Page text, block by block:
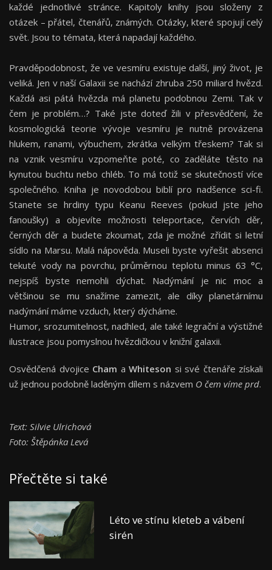
každé jednotlivé stránce. Kapitoly knihy jsou složeny z
otázek – přátel, čtenářů, známých. Otázky, které spojují celý
svět. Jsou to témata, která napadají každého.
Pravděpodobnost, že ve vesmíru existuje další, jiný život, je
veliká. Jen v naší Galaxii se nachází zhruba 250 miliard hvězd.
Každá asi pátá hvězda má planetu podobnou Zemi. Tak v
čem je problém…? Také jste doteď žili v přesvědčení, že
kosmologická teorie vývoje vesmíru je nutně provázena
hlukem, ranami, výbuchem, zkrátka velkým třeskem? Tak si
na vznik vesmíru vzpomeňte poté, co zaděláte těsto na
kynutou buchtu nebo chléb. To má totiž se skutečností více
společného. Kniha je novodobou biblí pro nadšence sci-fi.
Stanete se hrdiny typu Keanu Reeves (pokud jste jeho
fanoušky) a objevíte možnosti teleportace, červích děr,
černých děr a budete zkoumat, zda je možné zřídit si letní
sídlo na Marsu. Malá nápověda. Museli byste vyřešit absenci
tekuté vody na povrchu, průměrnou teplotu minus 63 °C,
nejspíš byste nemohli dýchat. Nadýmání je nic moc a
většinou se mu snažíme zamezit, ale díky planetárnímu
nadýmání máme vzduch, který dýcháme.
Humor, srozumitelnost, nadhled, ale také legrační a výstižné
ilustrace jsou pomyslnou hvězdičkou v knižní galaxii.
Osvědčená dvojice Cham a Whiteson si své čtenáře získali
už jednou podobně laděným dílem s názvem O čem víme prd.
Text: Silvie Ulrichová
Foto: Štěpánka Levá
Přečtěte si také
Léto ve stínu kleteb a vábení
sirén